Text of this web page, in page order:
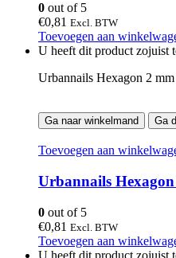
0 out of 5
€0,81 Excl. BTW
Toevoegen aan
U heeft dit product zojuist
Urbannails Hexagon 2
Ga naar winkelmand Ga
Toevoegen aan
Urbannails
0 out of 5
€0,81 Excl. BTW
Toevoegen aan
U heeft dit product zojuist